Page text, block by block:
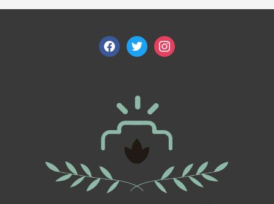
facebooktwitterinstagram